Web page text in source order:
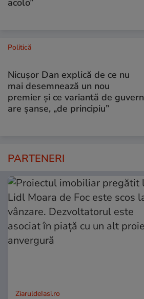
acolo”
Politică
Nicușor Dan explică de ce nu
mai desemnează un nou
premier și ce variantă de guvern
are șanse, „de principiu”
PARTENERI
ZiaruldeIasi.ro